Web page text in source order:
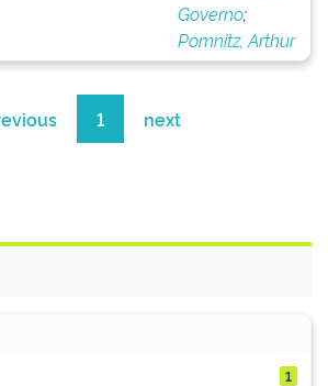
Governo;
Pomnitz, Arthur
1 next
1